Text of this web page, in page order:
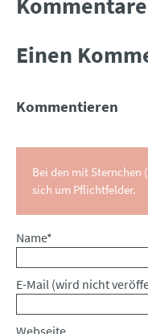
Einen
Kommentieren
Bei den mit Sternchen
sich um Pflichtfelder.
Pflichtfeld
Name*
Pflichtfeld
E-Mail (wird nicht
Webseite